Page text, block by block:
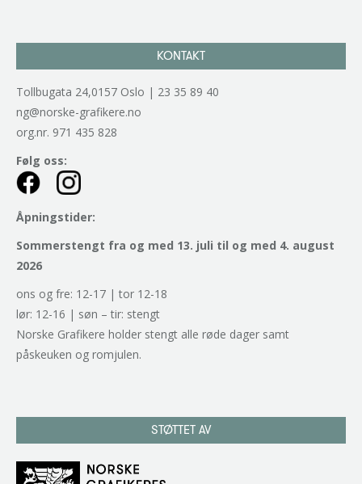
KONTAKT
Tollbugata 24,0157 Oslo | 23 35 89 40
ng@norske-grafikere.no
org.nr. 971 435 828
Følg oss:
Åpningstider:
Sommerstengt fra og med 13. juli til og med 4. august
2026
ons og fre: 12-17 | tor 12-18
lør: 12-16 | søn – tir: stengt
Norske Grafikere holder stengt alle røde dager samt
påskeuken og romjulen.
STØTTET AV